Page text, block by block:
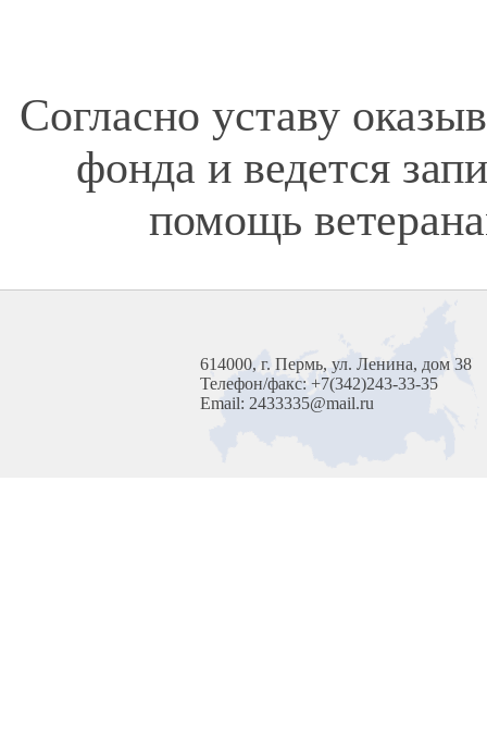
Согласно уставу
фонда и ведется
помощь
614000, г. Пермь, ул. Ленина, дом 38
Телефон/факс: +7(342)243-33-35
Email: 2433335@mail.ru